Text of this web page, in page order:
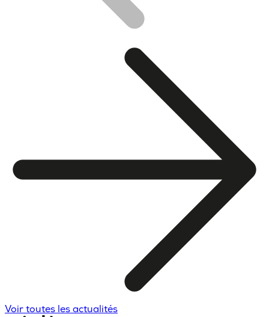
Voir toutes les actualités